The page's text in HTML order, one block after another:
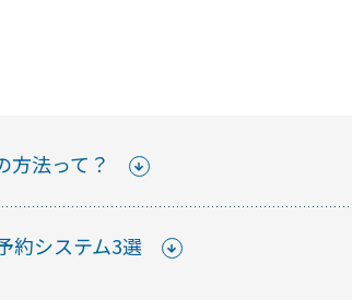
方法って？
約システム3選
はじ